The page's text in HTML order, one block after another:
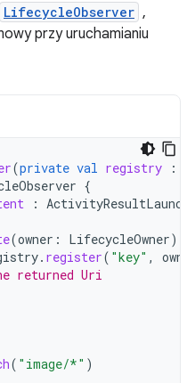
LifecycleObserver ,
przy uruchamianiu
(private val registry :
{
:
(owner : LifecycleOwner)
. register( "key" ,
returned Uri
( "image/*" )